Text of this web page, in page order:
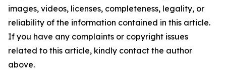
images, videos, licenses, completeness, legality, or
reliability of the information contained in this article.
If you have any complaints or copyright issues
related to this article, kindly contact the author
above.